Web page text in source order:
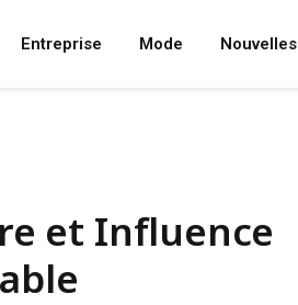
Entreprise Mode Nouvelles
et Influence